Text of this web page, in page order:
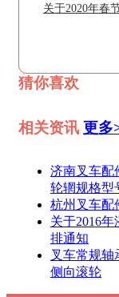
关于2020年春
猜你喜欢
相关资讯 更多
济南叉车配
轮辋规格型
杭州叉车配
关于2016
排通知
叉车常规轴
侧向滚轮